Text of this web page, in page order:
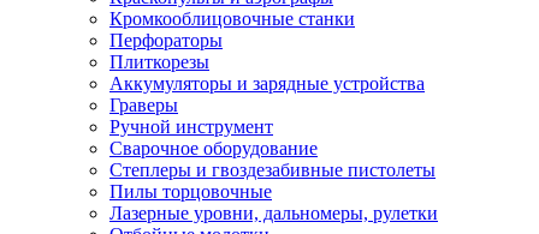
Кромкооблицовочные станки
Перфораторы
Плиткорезы
Аккумуляторы и зарядные устройства
Граверы
Ручной инструмент
Сварочное оборудование
Степлеры и гвоздезабивные пистолеты
Пилы торцовочные
Лазерные уровни, дальномеры, рулетки